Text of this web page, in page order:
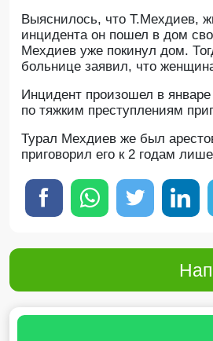
Выяснилось, что Т.Мехдиев,
инцидента он пошел в дом
Мехдиев уже покинул дом.
больнице заявил, что
Инцидент произошел в
по тяжким преступлениям
Турал Мехдиев же был
приговорил его к 2 годам